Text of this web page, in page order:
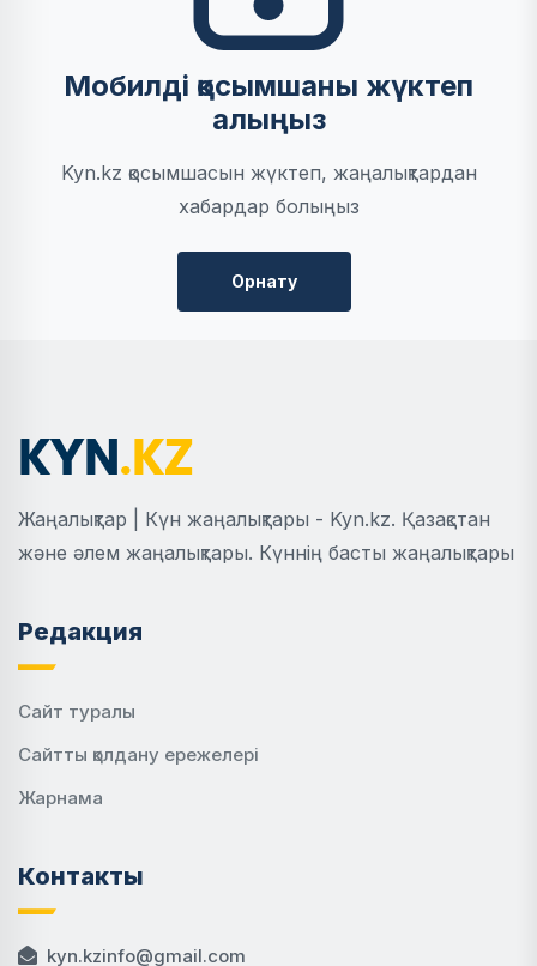
Мобилді қосымшаны жүктеп
алыңыз
Kyn.kz қосымшасын жүктеп, жаңалықтардан
хабардар болыңыз
Орнату
Жаңалықтар | Күн жаңалықтары - Kyn.kz. Қазақстан
және әлем жаңалықтары. Күннің басты жаңалықтары
Редакция
Сайт туралы
Сайтты қолдану ережелері
Жарнама
Контакты
kyn.kzinfo@gmail.com